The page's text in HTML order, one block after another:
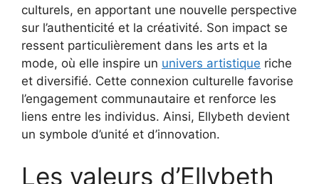
culturels, en apportant une nouvelle perspective
sur l’authenticité et la créativité. Son impact se
ressent particulièrement dans les arts et la
mode, où elle inspire un univers artistique riche
et diversifié. Cette connexion culturelle favorise
l’engagement communautaire et renforce les
liens entre les individus. Ainsi, Ellybeth devient
un symbole d’unité et d’innovation.
Les valeurs d’Ellybeth